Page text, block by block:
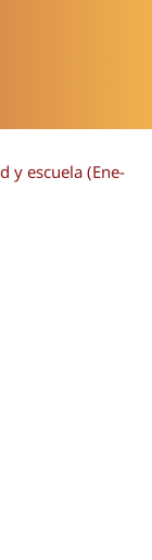
y escuela (Ene-